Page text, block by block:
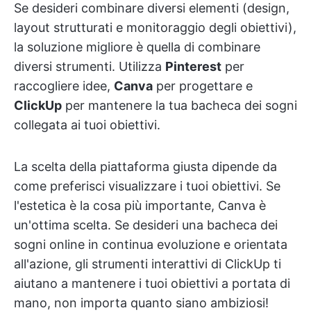
Se desideri combinare diversi elementi (design,
layout strutturati e monitoraggio degli obiettivi),
la soluzione migliore è quella di combinare
diversi strumenti. Utilizza Pinterest per
raccogliere idee, Canva per progettare e
ClickUp per mantenere la tua bacheca dei sogni
collegata ai tuoi obiettivi.
La scelta della piattaforma giusta dipende da
come preferisci visualizzare i tuoi obiettivi. Se
l'estetica è la cosa più importante, Canva è
un'ottima scelta. Se desideri una bacheca dei
sogni online in continua evoluzione e orientata
all'azione, gli strumenti interattivi di ClickUp ti
aiutano a mantenere i tuoi obiettivi a portata di
mano, non importa quanto siano ambiziosi!